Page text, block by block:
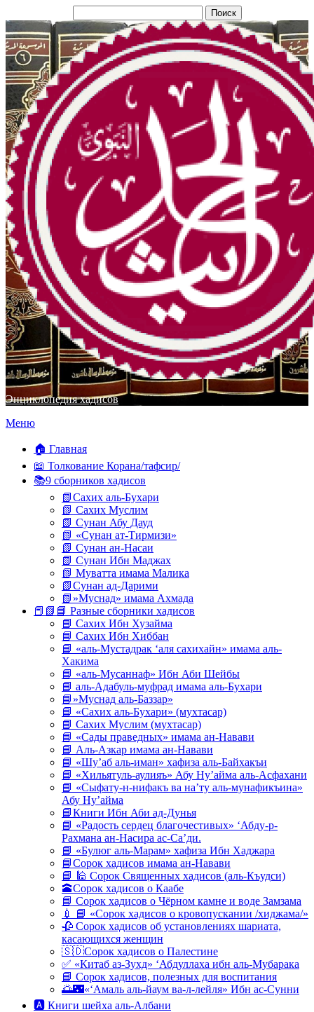
Энциклопедия хадисов
Перейти
содержимому
Меню
🏠 Главная
📖 Толкование Корана/тафсир/
📚9 сборников хадисов
📗Сахих аль-Бухари
📗 Сахих Муслим
📗 Сунан Абу Дауд
📗 «Сунан ат-Тирмизи»
📗 Сунан ан-Насаи
📗 Сунан Ибн Маджах
📗 Муватта имама Малика
📗Сунан ад-Дарими
📗»Муснад» имама Ахмада
📕📗📘 Разные сборники хадисов
📘 Сахих Ибн Хузайма
📘 Сахих Ибн Хиббан
📘 «аль-Мустадрак ‘аля сахихайн» имама аль-
Хакима
📘 «аль-Мусаннаф» Ибн Аби Шейбы
📘 аль-Адабуль-муфрад имама аль-Бухари
📘»Муснад аль-Баззар»
📘 «Сахих аль-Бухари» (мухтасар)
📘 Сахих Муслим (мухтасар)
📘 «Сады праведных» имама ан-Навави
📘 Аль-Азкар имама ан-Навави
📘 «Шу’аб аль-иман» хафиза аль-Байхакъи
📘 «Хильятуль-аулияъ» Абу Ну’айма аль-Асфахани
📘 «Сыфату-н-нифакъ ва на’ту аль-мунафикъина»
Абу Ну’айма
📘Книги Ибн Аби ад-Дунья
📘 «Радость сердец благочестивых» ‘Абду-р-
Рахмана ан-Насира ас-Са’ди.
📘 «Булюг аль-Марам» хафиза Ибн Хаджара
📘Сорок хадисов имама ан-Навави
📘 🕌 Сорок Священных хадисов (аль-Къудси)
🕋Сорок хадисов о Каабе
📘 Сорок хадисов о Чёрном камне и воде Замзама
💉 📘 «Сорок хадисов о кровопускании /хиджама/»
🥀 Сорок хадисов об установлениях шариата,
касающихся женщин
🇸🇩Сорок хадисов о Палестине
✅ «Китаб аз-Зухд» ‘Абдуллаха ибн аль-Мубарака
📘 Сорок хадисов, полезных для воспитания
🌅🌃«‘Амаль аль-йаум ва-л-лейля» Ибн ас-Сунни
🅰 Книги шейха аль-Албани